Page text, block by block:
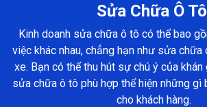
Sửa Chữa Ô
Kinh doanh sửa chữa ô tô có thể bao
việc khác nhau, chẳng hạn như sửa chữa
xe. Bạn có thể thu hút sự chú ý của
sửa chữa ô tô phù hợp thể hiện những gì
cho khách hàng.